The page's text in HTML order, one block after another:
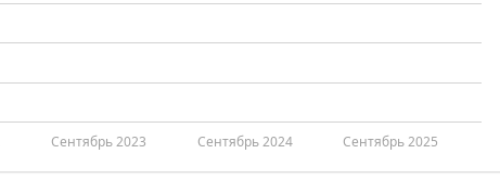
Сентябрь 2023 Сентябрь 2024 Сентябрь 2025